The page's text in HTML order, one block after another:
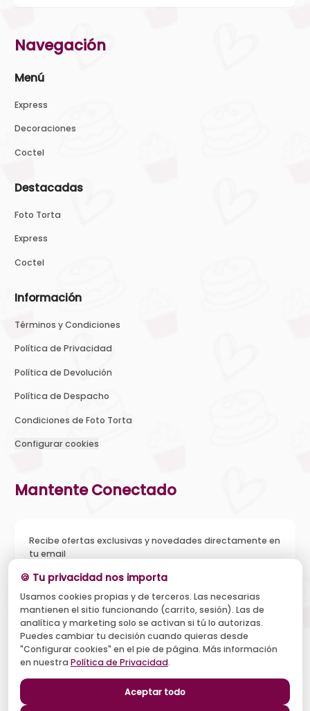
Navegación
Menú
Express
Decoraciones
Coctel
Destacadas
Foto Torta
Express
Coctel
Información
Términos y Condiciones
Política de Privacidad
Política de Devolución
Política de Despacho
Condiciones de Foto Torta
Configurar cookies
Mantente Conectado
Recibe ofertas exclusivas y novedades directamente en
tu email
Acepto recibir novedades y ofertas, y el tratamiento de mi
email según la Política de Privacidad . Puedo darme de baja
cuando quiera.
Suscribirse
🍪 Tu privacidad nos importa
Usamos cookies propias y de terceros. Las necesarias
mantienen el sitio funcionando (carrito, sesión). Las de
analítica y marketing solo se activan si tú lo autorizas.
Puedes cambiar tu decisión cuando quieras desde
"Configurar cookies" en el pie de página. Más información
en nuestra Política de Privacidad.
Aceptar todo